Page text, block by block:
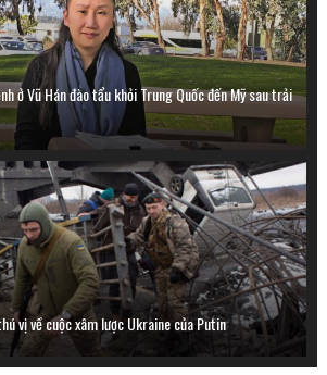
ở Vũ Hán đào tẩu khỏi Trung Quốc đến Mỹ sau trải
vị về cuộc xâm lược Ukraine của Putin